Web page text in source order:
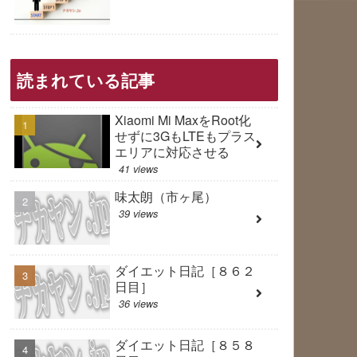
読まれている記事
Xiaomi Mi MaxをRoot化
せずに3GもLTEもプラス
エリアに対応させる
41 views
味太朗（市ヶ尾）
39 views
ダイエット日記［８６２
日目］
36 views
ダイエット日記［８５８